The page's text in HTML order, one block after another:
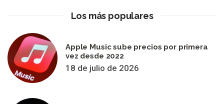
Los más populares
Apple Music sube precios por primera
vez desde 2022
18 de julio de 2026